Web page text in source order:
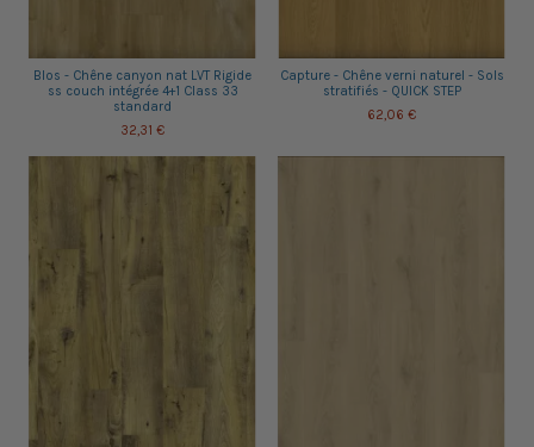
Blos - Chêne canyon nat LVT Rigide
ss couch intégrée 4+1 Class 33
standard
32,31 €
Capture - Chêne verni naturel - Sols
stratifiés - QUICK STEP
62,06 €